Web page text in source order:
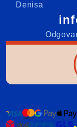
Denisa